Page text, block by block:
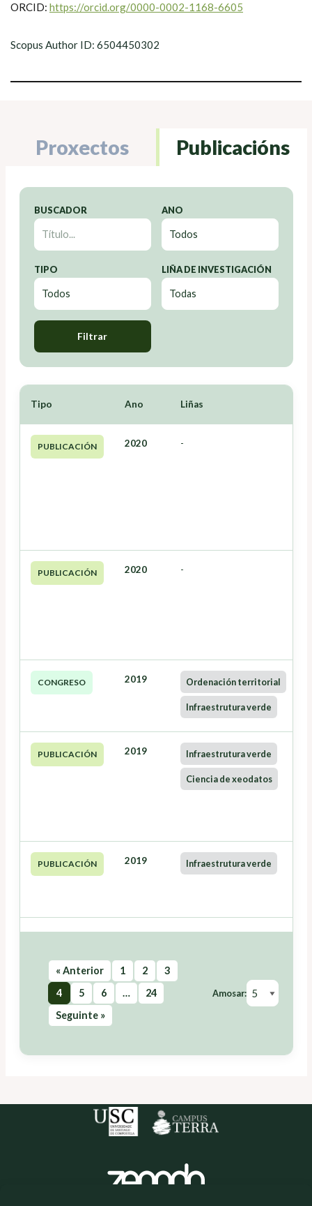
ORCID: https://orcid.org/0000-0002-1168-6605
Scopus Author ID: 6504450302
Proxectos Publicacións
BUSCADOR ANO
TIPO LIÑA DE INVESTIGACIÓN
Filtrar
Tipo Ano Liñas
PUBLICACIÓN 2020 -
PUBLICACIÓN 2020 -
CONGRESO 2019 Ordenación territorial
Infraestrutura verde
PUBLICACIÓN 2019 Infraestrutura verde
Ciencia de xeodatos
PUBLICACIÓN 2019 Infraestrutura verde
« Anterior 1 2
3
4
5 6 …
24
Seguinte »
Amosar: